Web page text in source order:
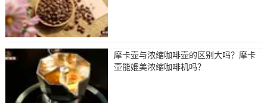
摩卡壶与浓缩咖啡壶的区别大吗？摩卡
壶能媲美浓缩咖啡机吗？